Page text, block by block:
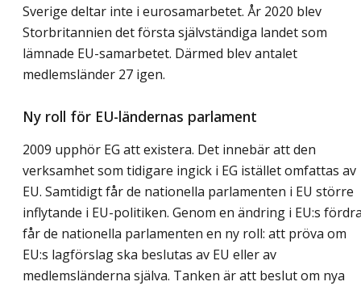
Sverige deltar inte i eurosamarbetet. År 2020 blev
Storbritannien det första självständiga landet som
lämnade EU-samarbetet. Därmed blev antalet
medlemsländer 27 igen.
Ny roll för EU-ländernas parlament
2009 upphör EG att existera. Det innebär att den
verksamhet som tidigare ingick i EG istället omfattas av
EU. Samtidigt får de nationella parlamenten i EU större
inflytande i EU-politiken. Genom en ändring i EU:s
får de nationella parlamenten en ny roll: att pröva om
EU:s lagförslag ska beslutas av EU eller av
medlemsländerna själva. Tanken är att beslut om nya